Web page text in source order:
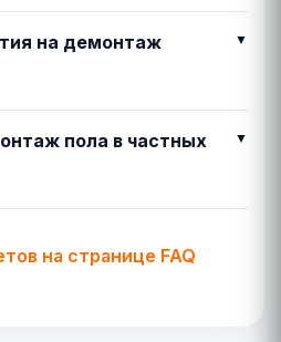
на демонтаж
пола в частных
на странице FAQ